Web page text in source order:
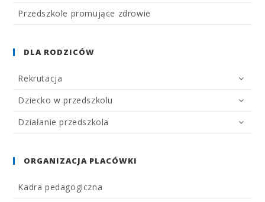
Przedszkole promujące zdrowie
DLA RODZICÓW
Rekrutacja
Dziecko w przedszkolu
Działanie przedszkola
ORGANIZACJA PLACÓWKI
Kadra pedagogiczna